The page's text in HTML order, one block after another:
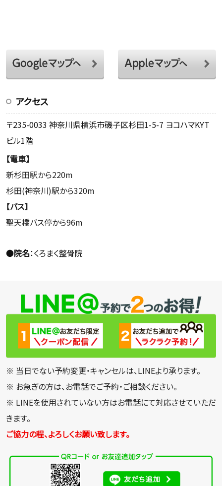
アクセス
〒235-0033 神奈川県横浜市磯子区杉田1-5-7 ヨコハマKYT
ビル1階
【電車】
新杉田駅から220m
杉田(神奈川)駅から320m
【バス】
聖天橋バス停から96m
●院名：くろまく整骨院
※ 当日でない予約変更・キャンセルは、LINEより承ります。
※ お急ぎの方は、お電話でご予約・ご相談ください。
※ LINEを使用されていない方はお電話にて対応させていただ
きます。
ご協力の程、よろしくお願い致します。